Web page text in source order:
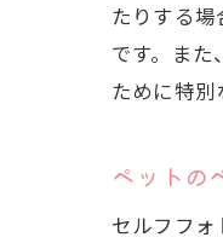
たりする
です。ま
ために特別
ペットの
セルフフ